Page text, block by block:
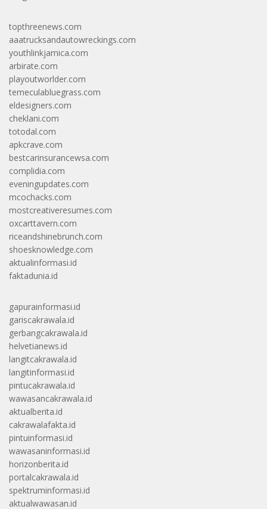
topthreenews.com
aaatrucksandautowreckings.com
youthlinkjamica.com
arbirate.com
playoutworlder.com
temeculabluegrass.com
eldesigners.com
cheklani.com
totodal.com
apkcrave.com
bestcarinsurancewsa.com
complidia.com
eveningupdates.com
mcochacks.com
mostcreativeresumes.com
oxcarttavern.com
riceandshinebrunch.com
shoesknowledge.com
aktualinformasi.id
faktadunia.id
gapurainformasi.id
gariscakrawala.id
gerbangcakrawala.id
helvetianews.id
langitcakrawala.id
langitinformasi.id
pintucakrawala.id
wawasancakrawala.id
aktualberita.id
cakrawalafakta.id
pintuinformasi.id
wawasaninformasi.id
horizonberita.id
portalcakrawala.id
spektruminformasi.id
aktualwawasan.id